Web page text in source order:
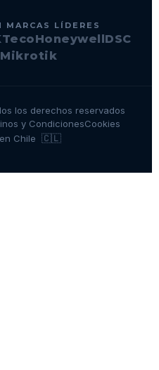
MARCAS LÍDERES
HoneywellDSC
Mikrotik
los derechos reservados
y CondicionesCookies
en Chile 🇨🇱